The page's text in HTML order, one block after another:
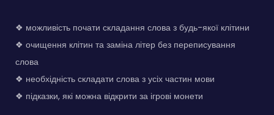
❖ можливість почати складання слова з будь-якої клітини
❖ очищення клітин та заміна літер без переписування
слова
❖ необхідність складати слова з усіх частин мови
❖ підказки, які можна відкрити за ігрові монети